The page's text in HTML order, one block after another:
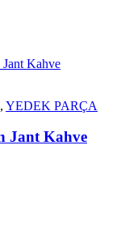
, YEDEK PARÇA
Jant Kahve